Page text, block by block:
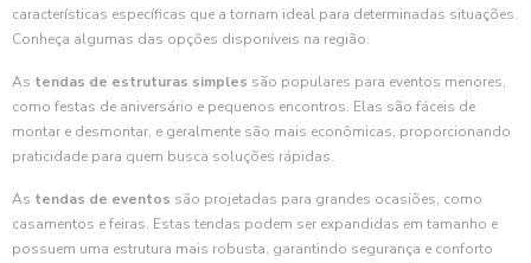
características específicas que a tornam ideal para determinadas situações.
Conheça algumas das opções disponíveis na região.
As tendas de estruturas simples são populares para eventos menores,
como festas de aniversário e pequenos encontros. Elas são fáceis de
montar e desmontar, e geralmente são mais econômicas, proporcionando
praticidade para quem busca soluções rápidas.
As tendas de eventos são projetadas para grandes ocasiões, como
casamentos e feiras. Estas tendas podem ser expandidas em tamanho e
possuem uma estrutura mais robusta, garantindo segurança e conforto